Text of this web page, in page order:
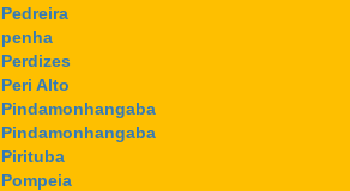
Pedreira
penha
Perdizes
Peri Alto
Pindamonhangaba
Pindamonhangaba
Pirituba
Pompeia